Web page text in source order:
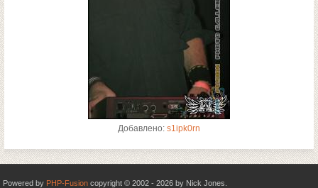
Добавлено: s1ipk0rn
Powered by PHP-Fusion copyright © 2002 - 2026 by Nick Jones.